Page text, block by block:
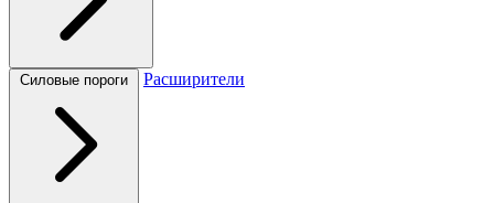
Силовые пороги Расширители